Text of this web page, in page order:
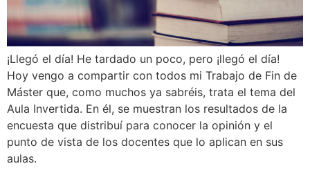
¡Llegó el día! He tardado un poco, pero ¡llegó el día!
Hoy vengo a compartir con todos mi Trabajo de Fin de
Máster que, como muchos ya sabréis, trata el tema del
Aula Invertida. En él, se muestran los resultados de la
encuesta que distribuí para conocer la opinión y el
punto de vista de los docentes que lo aplican en sus
aulas.